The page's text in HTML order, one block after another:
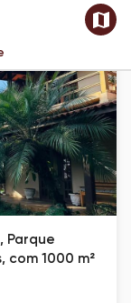
Parque
com 1000 m²